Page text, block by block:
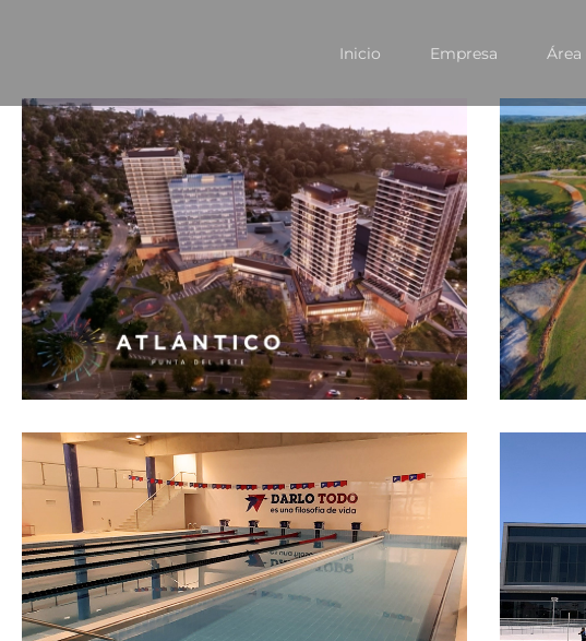
Inicio Empresa Área
Shopping Atlántico